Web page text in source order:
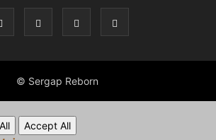
© Sergap Reborn
Accept All